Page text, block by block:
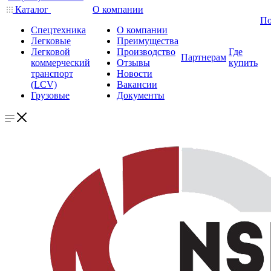
Каталог
Спецтехника
Легковые
Легковой
коммерческий
транспорт
(LCV)
Грузовые
О компании
О компании
Преимущества
Производство
Отзывы
Новости
Вакансии
Документы
Партнерам
Где
купить